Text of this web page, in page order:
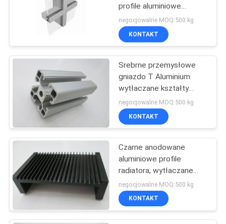
PRIVACY
profile aluminiowe
anodowane T5 T6
Temper
negocjowalne MOQ:500 kg
KONTAKT
Srebrne przemysłowe
gniazdo T Aluminium
wytłaczane kształty
anodowane na linię
montażową
negocjowalne MOQ:500 kg
KONTAKT
Czarne anodowane
aluminiowe profile
radiatora, wytłaczane
radiatory aluminiowe
negocjowalne MOQ:500 kg
KONTAKT